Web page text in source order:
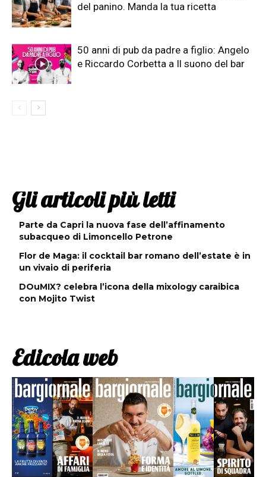
del panino. Manda la tua ricetta
50 anni di pub da padre a figlio: Angelo
e Riccardo Corbetta a Il suono del bar
Gli articoli più letti
Parte da Capri la nuova fase dell’affinamento
subacqueo di Limoncello Petrone
Flor de Maga: il cocktail bar romano dell’estate è in
un vivaio di periferia
DOuMIX? celebra l’icona della mixology caraibica
con Mojito Twist
Edicola web